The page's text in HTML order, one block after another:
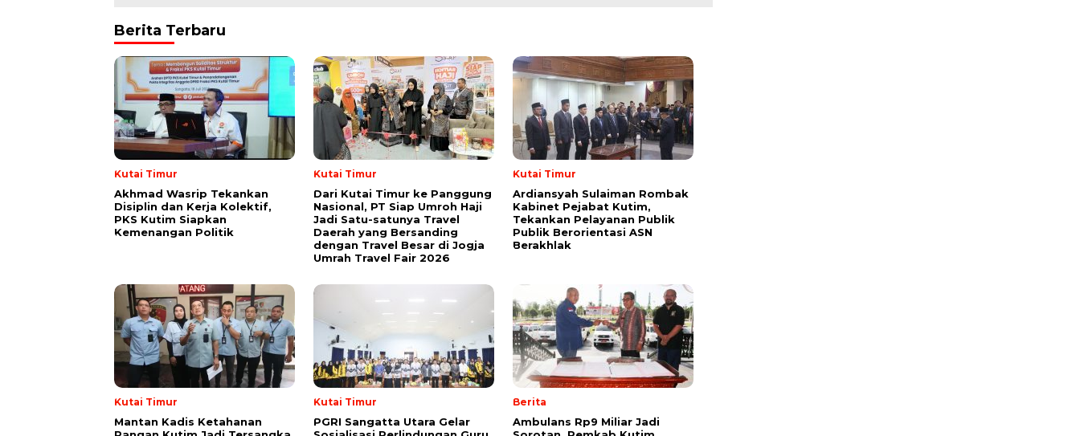
Berita Terbaru
Kutai Timur
Akhmad Wasrip Tekankan
Disiplin dan Kerja Kolektif,
PKS Kutim Siapkan
Kemenangan Politik
Kutai Timur
Dari Kutai Timur ke Panggung
Nasional, PT Siap Umroh Haji
Jadi Satu-satunya Travel
Daerah yang Bersanding
dengan Travel Besar di Jogja
Umrah Travel Fair 2026
Kutai Timur
Ardiansyah Sulaiman Rombak
Kabinet Pejabat Kutim,
Tekankan Pelayanan Publik
Publik Berorientasi ASN
Berakhlak
Kutai Timur
Mantan Kadis Ketahanan
Kutai Timur
PGRI Sangatta Utara Gelar
Berita
Ambulans Rp9 Miliar Jadi